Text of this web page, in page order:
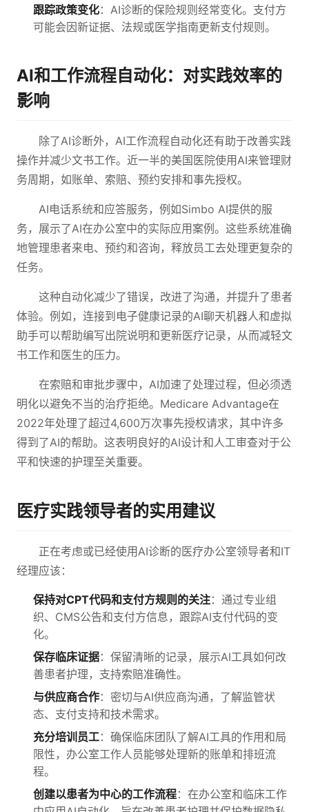
跟踪政策变化：AI诊断的保险规则经常变化。支付方
可能会因新证据、法规或医学指南更新支付规则。
AI和工作流程自动化：对实践效率的
影响
除了AI诊断外，AI工作流程自动化还有助于改善实践
操作并减少文书工作。近一半的美国医院使用AI来管理财
务周期，如账单、索赔、预约安排和事先授权。
AI电话系统和应答服务，例如Simbo AI提供的服
务，展示了AI在办公室中的实际应用案例。这些系统准确
地管理患者来电、预约和咨询，释放员工去处理更复杂的
任务。
这种自动化减少了错误，改进了沟通，并提升了患者
体验。例如，连接到电子健康记录的AI聊天机器人和虚拟
助手可以帮助编写出院说明和更新医疗记录，从而减轻文
书工作和医生的压力。
在索赔和审批步骤中，AI加速了处理过程，但必须透
明化以避免不当的治疗拒绝。Medicare Advantage在
2022年处理了超过4,600万次事先授权请求，其中许多
得到了AI的帮助。这表明良好的AI设计和人工审查对于公
平和快速的护理至关重要。
医疗实践领导者的实用建议
正在考虑或已经使用AI诊断的医疗办公室领导者和IT
经理应该：
保持对CPT代码和支付方规则的关注：通过专业组
织、CMS公告和支付方信息，跟踪AI支付代码的变
化。
保存临床证据：保留清晰的记录，展示AI工具如何改
善患者护理，支持索赔准确性。
与供应商合作：密切与AI供应商沟通，了解监管状
态、支付支持和技术需求。
充分培训员工：确保临床团队了解AI工具的作用和局
限性，办公室工作人员能够处理新的账单和排班流
程。
创建以患者为中心的工作流程：在办公室和临床工作